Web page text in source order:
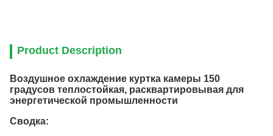
Product Description
Воздушное охлаждение куртка камеры 150
градусов теплостойкая, расквартировывая для
энергетической промышленности
Сводка: